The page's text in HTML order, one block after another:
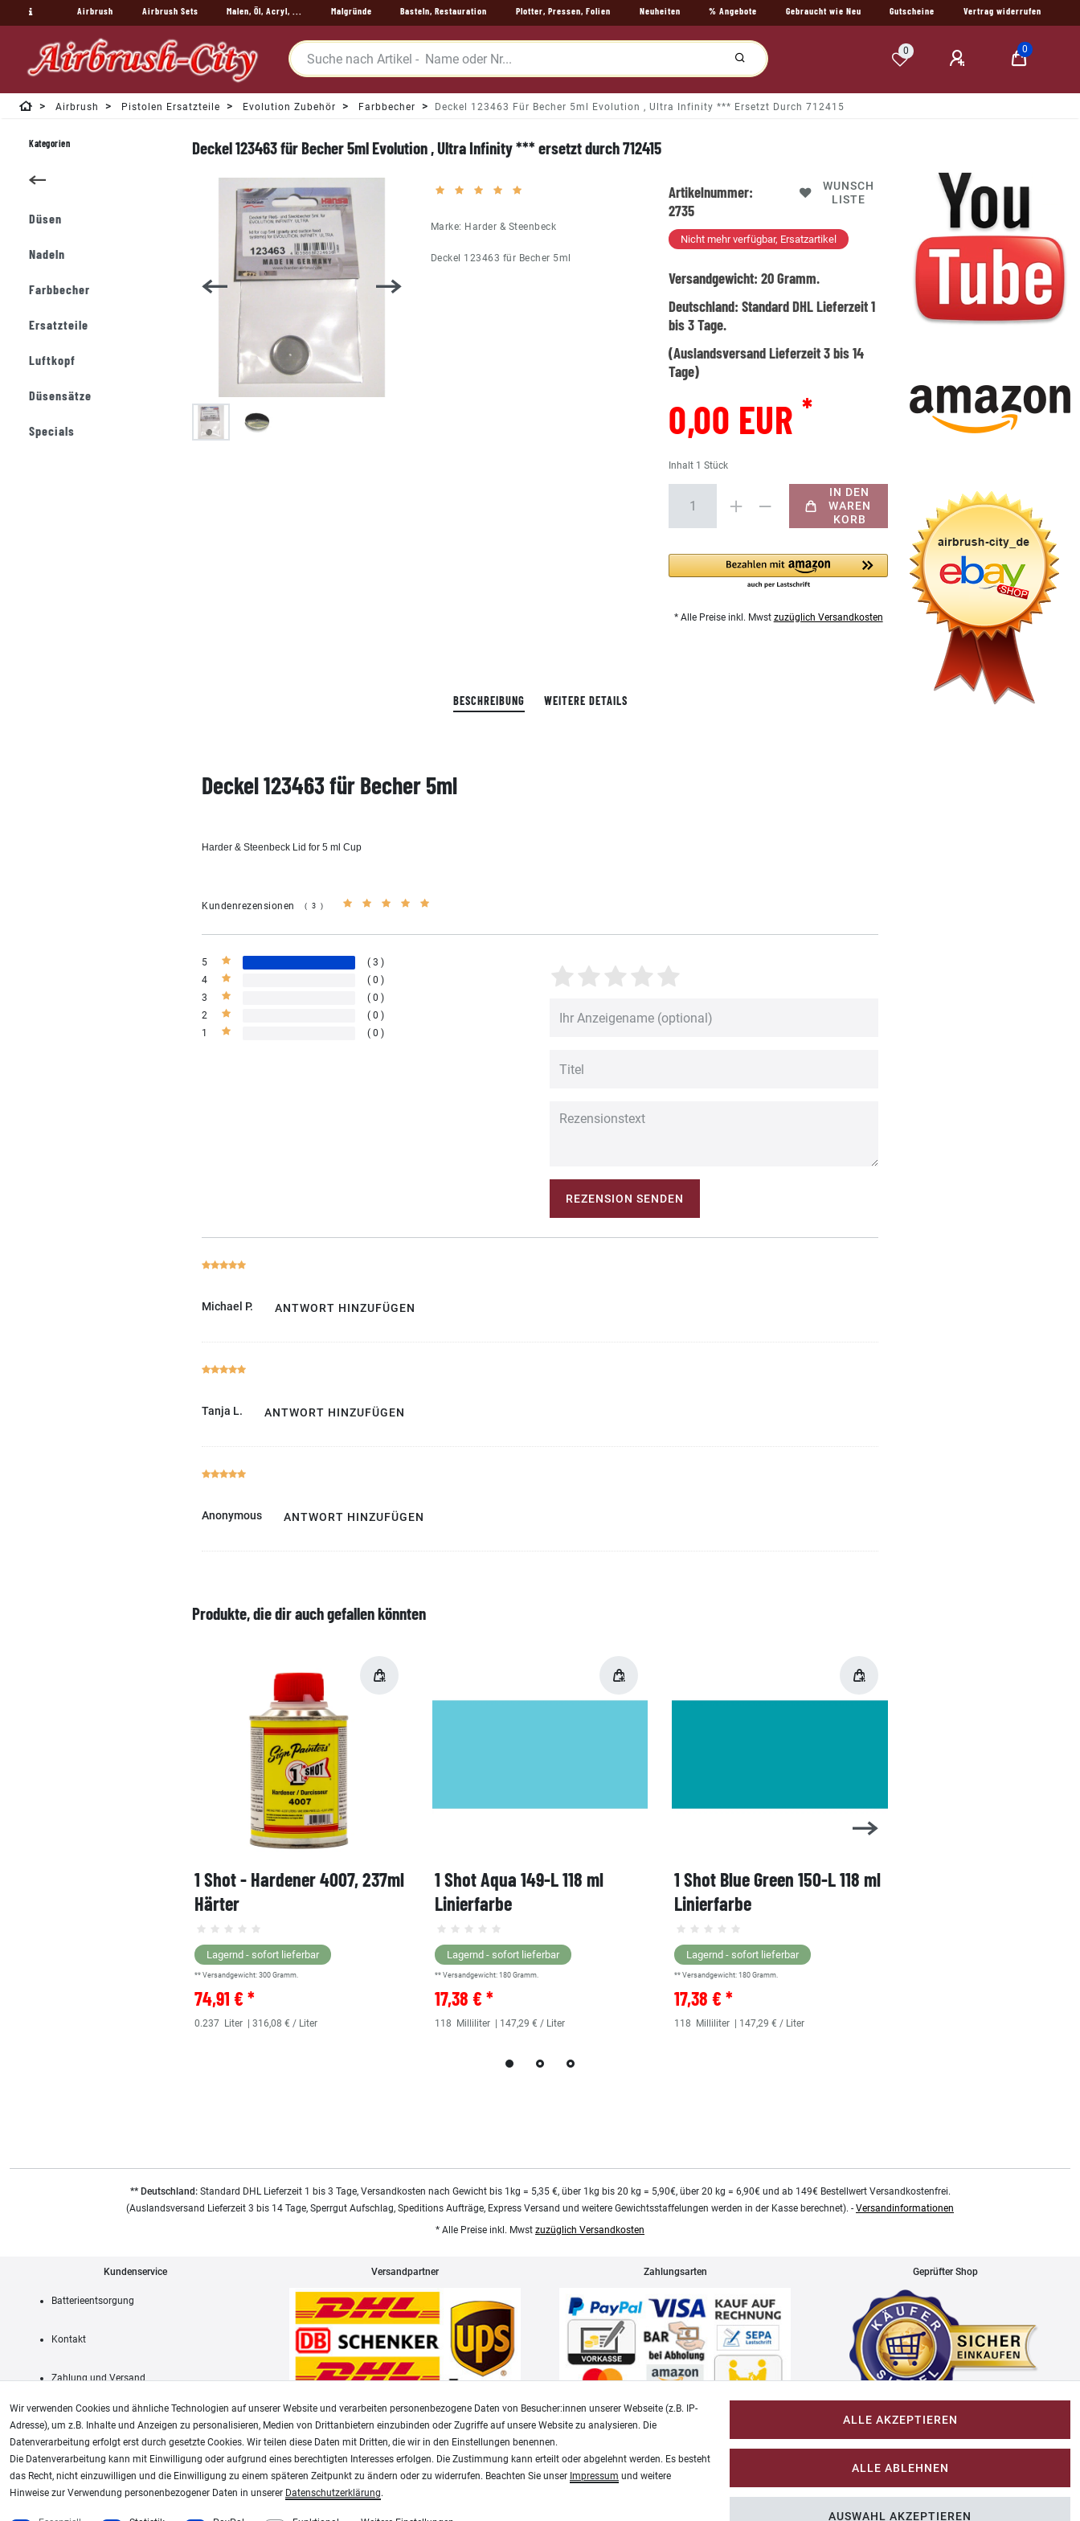
Airbrush Airbrush Sets Malen, Öl, Acryl, ... Malgründe Basteln, Restauration Plotter, Pressen, Folien Neuheiten % Angebote Gebraucht wie Neu Gutscheine Vertrag widerrufen
0 0
Airbrush Pistolen Ersatzteile Evolution Zubehör Farbbecher Deckel 123463 Für Becher 5ml Evolution , Ultra Infinity *** Ersetzt Durch 712415
Deckel 123463 für Becher 5ml Evolution , Ultra Infinity *** ersetzt durch 712415
Marke: Harder & Steenbeck
Deckel 123463 für Becher 5ml
Artikelnummer:
2735
WUNSCH
LISTE
Nicht mehr verfügbar, Ersatzartikel
Versandgewicht:20Gramm.
Deutschland:Standard DHL Lieferzeit 1
bis 3 Tage.
(Auslandsversand Lieferzeit 3 bis 14
Tage)
0,00 EUR *
Inhalt 1Stück
IN DEN
WAREN
KORB
* Alle Preise inkl. Mwst zuzüglich Versandkosten
BESCHREIBUNG WEITERE DETAILS
Deckel 123463 für Becher 5ml
Harder & Steenbeck Lid for 5 ml Cup
Kundenrezensionen (3)
5
3
4
0
3
0
2
0
1
0
REZENSION SENDEN
Michael P. ANTWORT HINZUFÜGEN
Tanja L. ANTWORT HINZUFÜGEN
Anonymous ANTWORT HINZUFÜGEN
Produkte, die dir auch gefallen könnten
1 Shot - Hardener 4007, 237ml
Härter
Lagernd - sofort lieferbar
** Versandgewicht: 300 Gramm.
74,91 € *
0.237 Liter | 316,08 € / Liter
1 Shot Aqua 149-L 118 ml
Linierfarbe
Lagernd - sofort lieferbar
** Versandgewicht: 180 Gramm.
17,38 € *
118 Milliliter | 147,29 € / Liter
1 Shot Blue Green 150-L 118 ml
Linierfarbe
Lagernd - sofort lieferbar
** Versandgewicht:180 Gramm.
17,38 € *
118 Milliliter | 147,29 € / Liter
Kategorien
Düsen
Nadeln
Farbbecher
Ersatzteile
Luftkopf
Düsensätze
Specials
** Deutschland:Standard DHL Lieferzeit 1 bis 3 Tage, Versandkosten nach Gewicht bis 1kg = 5,35 €, über 1kg bis 20 kg = 5,90€, über 20 kg = 6,90€ und ab 149€ Bestellwert Versandkostenfrei.
(Auslandsversand Lieferzeit 3 bis 14 Tage, Sperrgut Aufschlag, Speditions Aufträge, Express Versand und weitere Gewichtsstaffelungen werden in der Kasse berechnet). - Versandinformationen
* Alle Preise inkl. Mwst zuzüglich Versandkosten
Kundenservice
Batterieentsorgung
Kontakt
Zahlung und Versand
Versandpartner Zahlungsarten Geprüfter Shop
AGB Widerrufsrecht Impressum
Unsere weiteren Shops:
Im-Shop-kaufen.de
Wir verwenden Cookies und ähnliche Technologien auf unserer Website und verarbeiten personenbezogene Daten von Besucher:innen unserer Webseite (z.B. IP-
Adresse), um z.B. Inhalte und Anzeigen zu personalisieren, Medien von Drittanbietern einzubinden oder Zugriffe auf unsere Website zu analysieren. Die
Datenverarbeitung erfolgt erst durch gesetzte Cookies. Wir teilen diese Daten mit Dritten, die wir in den Einstellungen benennen.
Die Datenverarbeitung kann mit Einwilligung oder aufgrund eines berechtigten Interesses erfolgen. Die Zustimmung kann erteilt oder abgelehnt werden. Es besteht
das Recht, nicht einzuwilligen und die Einwilligung zu einem späteren Zeitpunkt zu ändern oder zu widerrufen. Beachten Sie unser Impressum und weitere
Hinweise zur Verwendung personenbezogener Daten in unserer Daten­schutz­erklärung.
ALLE AKZEPTIEREN
ALLE ABLEHNEN
AUSWAHL AKZEPTIEREN